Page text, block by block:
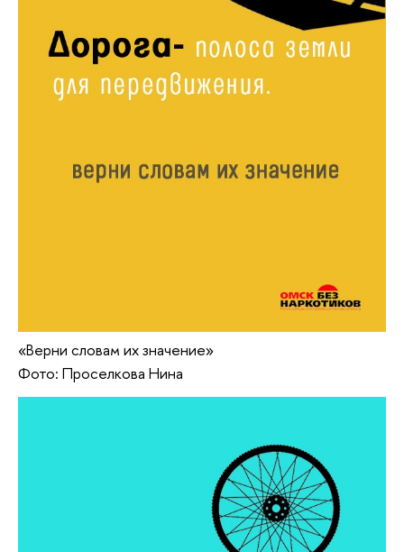
«Верни словам их значение»
Фото: Проселкова Нина